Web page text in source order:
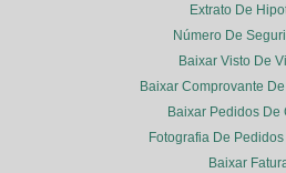
Extrato De
Número De
Baixar Visto De
Baixar Comprovante
Baixar Pedidos De
Fotografia De
Baixar